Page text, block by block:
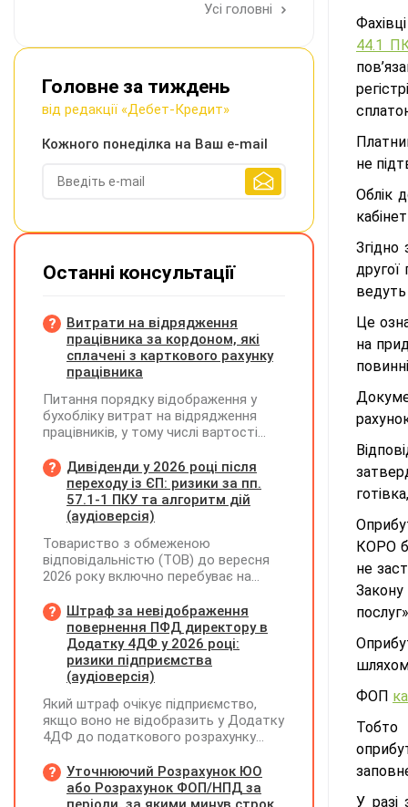
44.1
не
Облік
другої
ведуть
Це
на
КОРО
не
Закону
ФОП
У разі
Усі головні
Головне за тиждень
від редакції «Дебет-Кредит»
Кожного понеділка на Ваш e-mail
Останні консультації
Витрати на відрядження
працівника за кордоном, які
сплачені з карткового рахунку
працівника
Питання порядку відображення у
бухобліку витрат на відрядження
працівників, у тому числі вартості
карткового рахунку працівника та
підтвердження таких операцій
первинними документами, належать
до компетенції Мінфіну
Дивіденди у 2026 році після
переходу із ЄП: ризики за пп.
57.1-1 ПКУ та алгоритм дій
(аудіоверсія)
Товариство з обмеженою
відповідальністю (ТОВ) до вересня
2026 року включно перебуває на
(єдиний податок, 3 група, ставка 5%,
неплатник ПДВ). З 1 жовтня 2026
року підприємство переходить на
загальну систему оподаткування
(стає платником податку на
діяльності у періоді 2024–2025 років
(під час перебування на спрощеній
системі) підприємство отримало
нерозподіленого прибутку в балансі
становить 18 млн грн. Наприкінці
Штраф за невідображення
повернення ПФД директору в
Додатку 4ДФ у 2026 році:
ризики підприємства
(аудіоверсія)
Який штраф очікує підприємство,
якщо воно не відобразить у Додатку
4ДФ до податкового розрахунку
допомоги (ПФД) директору?
Уточнюючий Розрахунок ЮО
або Розрахунок ФОП/НПД за